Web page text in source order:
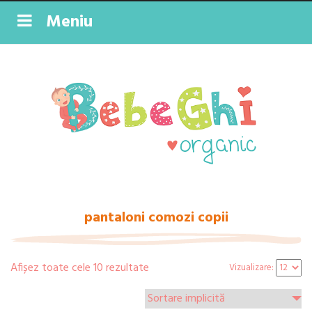
Meniu
pantaloni comozi copii
Afișez toate cele 10 rezultate Vizualizare: